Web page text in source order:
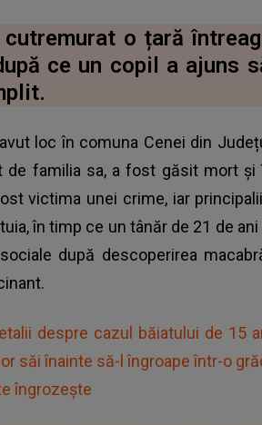
o țară
ce un copil a ajuns
loc în comuna Cenei din
de familia sa, a fost găsit mort și
victima unei crime, iar
în timp ce un tânăr de 21 de
după descoperirea
despre cazul băiatului de 15
săi înainte să-l îngroape într-o
îngrozește